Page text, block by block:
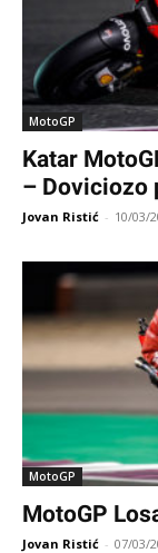
MotoGP
Katar
– Doviciozo
Jovan Ristić - 10/03/
MotoGP
MotoGP
Jovan Ristić - 07/03/